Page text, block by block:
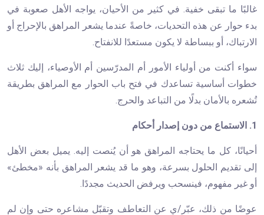
غالبًا ما تبقى خفية. في كثير من الأحيان، يواجه الأهل صعوبة في
بدء حوار عن هذه التحديات، خاصةً عندما يشعر المراهق بالإحراج أو
الارتباك، أو ببساطة لا يكون مستعدًا للانفتاح.
سواء أكنت من أولياء الأمور أم المدرّسين أم الأوصياء، إليك ثلاث
خطوات أساسية تساعدك في فتح باب الحوار مع المراهق بطريقة
تُشعره بالأمان بدلًا من التباعد والحرج.
1. الاستماع من دون إصدار أحكام
أحيانًا، كل ما يحتاجه المراهق هو أن يُنصت إليه. يميل بعض الأهل
إلى تقديم الحلول بسرعة، وهو ما قد يشعر المراهق بأنه «مخطئ»
أو غير مفهوم، فينسحب ويرفض الحديث مجددًا.
عوضًا من ذلك، عبّر/ي عن التعاطف وتقبّل مشاعره حتى وإن لم